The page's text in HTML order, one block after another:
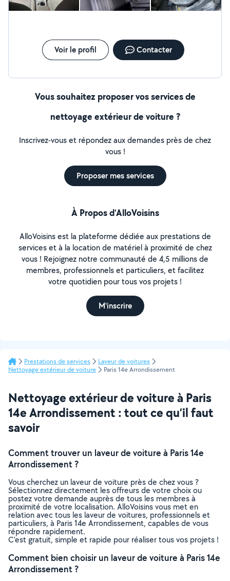
Voir le profil Contacter
Vous souhaitez proposer vos services de
nettoyage extérieur de voiture ?
Inscrivez-vous et répondez aux demandes près de chez
vous !
Proposer mes services
À Propos d’AlloVoisins
AlloVoisins est la plateforme dédiée aux prestations de
services et à la location de matériel à proximité de chez
vous ! Rejoignez notre communauté de 4,5 millions de
membres, professionnels et particuliers, et facilitez
votre quotidien pour tous vos projets !
M'inscrire
Prestations de services
Laveur de voitures
Nettoyage extérieur de voiture
Paris 14e Arrondissement
Nettoyage extérieur de voiture à Paris
14e Arrondissement : tout ce qu’il faut
savoir
Comment trouver un laveur de voiture à Paris 14e
Arrondissement ?
Vous cherchez un laveur de voiture près de chez vous ?
Sélectionnez directement les offreurs de votre choix ou
postez votre demande auprès de tous les membres à
proximité de votre localisation. AlloVoisins vous met en
relation avec tous les laveur de voitures, professionnels et
particuliers, à Paris 14e Arrondissement, capables de vous
répondre rapidement.
C’est gratuit, simple et rapide pour réaliser tous vos projets !
Comment bien choisir un laveur de voiture à Paris 14e
Arrondissement ?